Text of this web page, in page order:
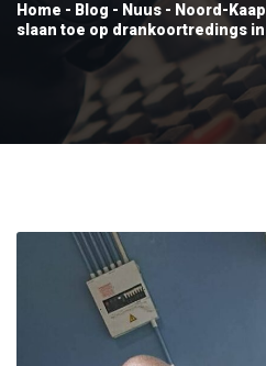
Home - Blog - Nuus - Noord-
slaan toe op drankoortredings